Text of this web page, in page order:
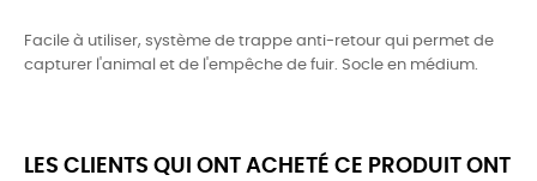
Facile à utiliser, système de trappe anti-retour qui permet de
capturer l'animal et de l'empêche de fuir. Socle en médium.
LES CLIENTS QUI ONT ACHETÉ CE PRODUIT ONT